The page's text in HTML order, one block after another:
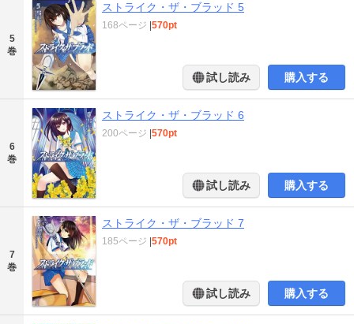
5
巻
ストライク・ザ・ブラッド 5
168ページ 570pt
試し読み 購入する
6
巻
ストライク・ザ・ブラッド 6
200ページ 570pt
試し読み 購入する
7
巻
ストライク・ザ・ブラッド 7
185ページ 570pt
試し読み 購入する